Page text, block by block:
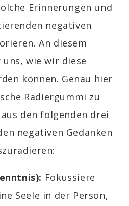
Erinnerungen und
negativen
An diesem
wie wir diese
können. Genau hier
Radiergummi zu
den folgenden drei
negativen Gedanken
Fokussiere
Seele in der Person,